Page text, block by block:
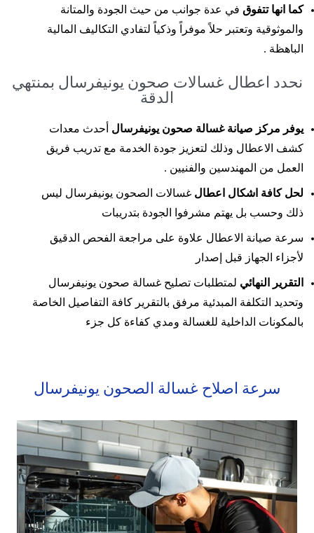
كما انها تتفوق في عدة جوانب من حيث الجودة والمتانة
والموثوقية وتعتبر حلاً موفراً وذكياً لتفادي التكاليف المالية
الباهظة .
نحدد اعطال غسالات صحون يونيفرسال بمنتهي
الدقة
يوفر مركز صيانة غسالة صحون يونيفرسال أحدث معدات
كشف الاعطال وذلك لتعزيز جودة الخدمة مع تدريب فريق
العمل من المهندسين والفنيين .
لحل كافة اشكال اعطال غسالات الصحون يونيفرسال ليس
ذلك وحسب بل يهتم مشرفوا الجودة بتدريبات
سرعة صيانة الاعطال علاوة على مراجعة الفحص الدقيق
لأجزاء الجهاز قبل إصدار
التقرير النهائي لمتطلبات تصليح غسالة صحون يونيفرسال
وتحديد التكلفة المبدئية مرفق بالتقرير كافة التفاصيل الخاصة
بالمكونات الداخلية للغسالة ومدي كفاءة كل جزء
سرعة اصلاح غسالة الصحون يونيفرسال